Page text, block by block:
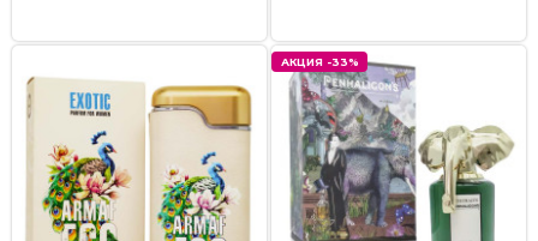
АКЦИЯ -33%